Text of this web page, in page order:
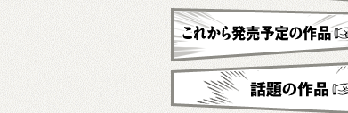
新刊・近刊
これから発売予定